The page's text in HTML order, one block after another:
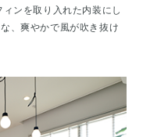
ンを取り入れた内装にし
、爽やかで風が吹き抜け